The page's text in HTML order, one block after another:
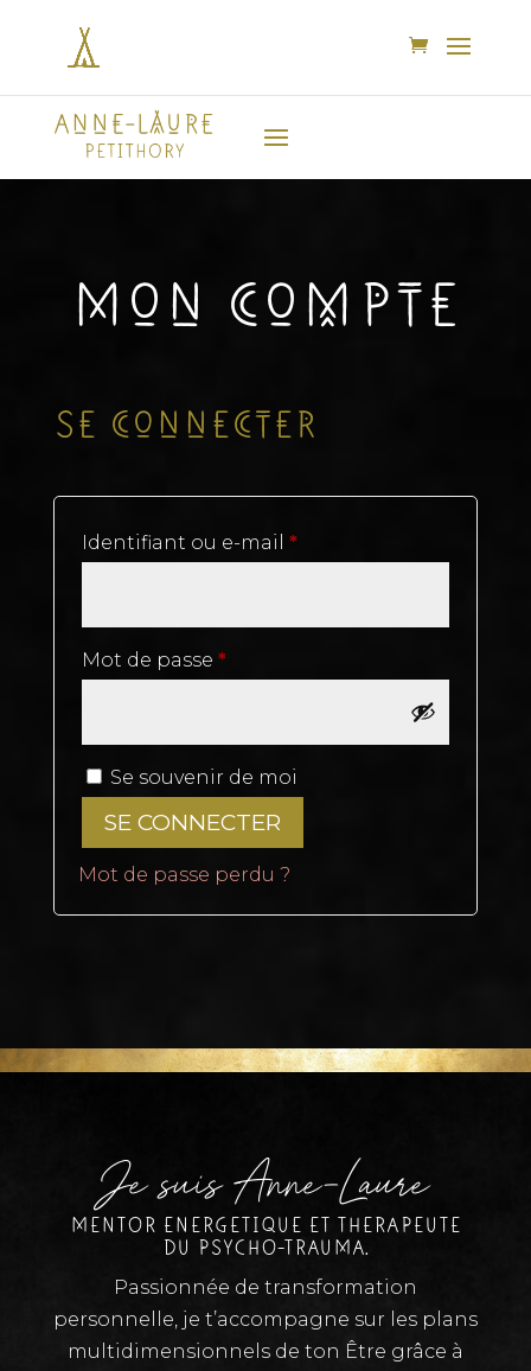
Mon compte
Se connecter
Identifiant ou e-mail *Obligatoire
Mot de passe *Obligatoire
Se souvenir de moi
SE CONNECTER
Mot de passe perdu ?
Je suis Anne-Laure
MENTOR ENERGETIQUE ET THERAPEUTE
DU PSYCHO-TRAUMA.
Passionnée de transformation
personnelle, je t’accompagne sur les plans
multidimensionnels de ton Être grâce à